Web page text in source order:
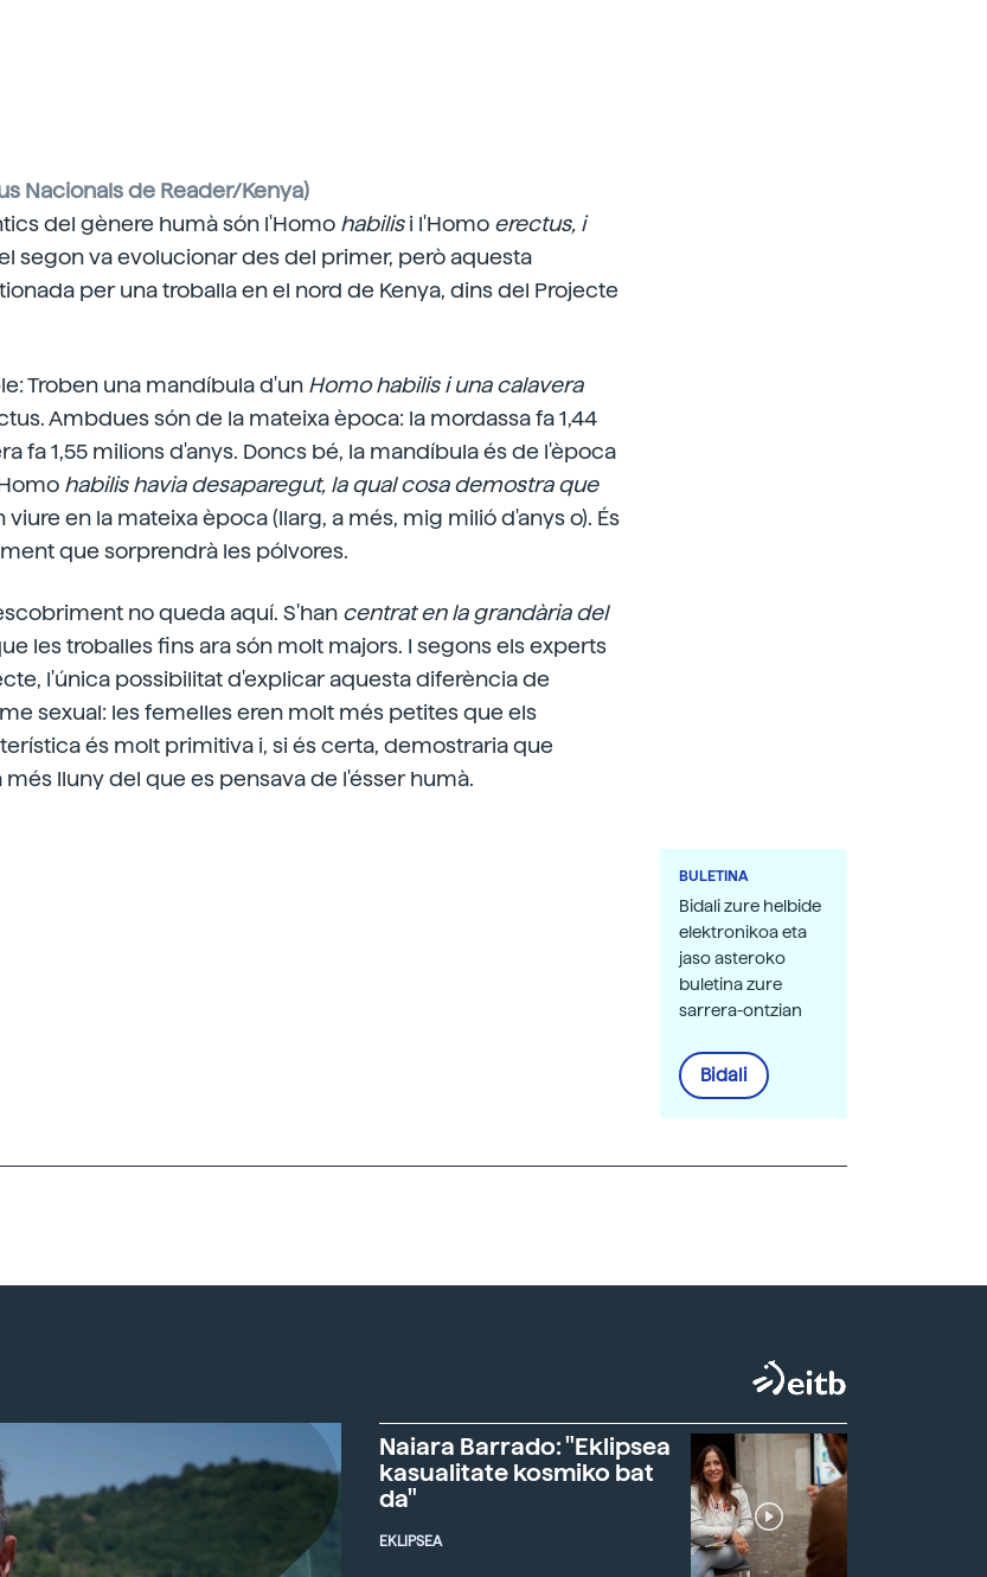
Nacionals de Reader/Kenya)
del gènere humà són l'Homo habilisi l'Homo erectus, i
segon va evolucionar des del primer, però aquesta
per una troballa en el nord de Kenya, dins del Projecte
Troben una mandíbula d'un Homo habilisi una calavera
Ambdues són de la mateixa època: la mordassa fa 1,44
fa 1,55 milions d'anys. Doncs bé, la mandíbula és de l'època
habilis havia desaparegut, la qual cosa demostra que
viure en la mateixa època (llarg, a més, mig milió d'anys o). És
que sorprendrà les pólvores.
no queda aquí. S'han centrat en la grandària del
les troballes fins ara són molt majors. I segons els experts
l'única possibilitat d'explicar aquesta diferència de
sexual: les femelles eren molt més petites que els
és molt primitiva i, si és certa, demostraria que
lluny del que es pensava de l'ésser humà.
BULETINA
Bidali zure helbide
elektronikoa eta
jaso asteroko
buletina zure
sarrera-ontzian
Bidali
Naiara Barrado: "Eklipsea
kasualitate kosmiko bat
da"
EKLIPSEA